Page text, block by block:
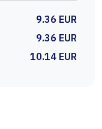
9.36 EUR
9.36 EUR
10.14 EUR